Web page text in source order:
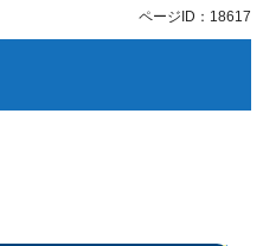
ページID：18617